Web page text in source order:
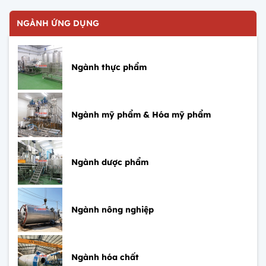
NGÀNH ỨNG DỤNG
Ngành thực phẩm
Ngành mỹ phẩm & Hóa mỹ phẩm
Ngành dược phẩm
Ngành nông nghiệp
Ngành hóa chất